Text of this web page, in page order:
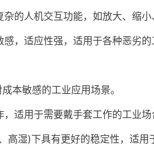
的人机交互功能，如放大、缩小
，适应性强，适用于各种恶劣的
本敏感的工业应用场景。
适用于需要戴手套工作的工业场
湿)下具有更好的稳定性，适用